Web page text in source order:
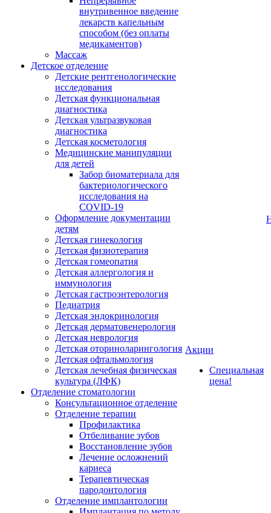
внутривенное введение
лекарств капельным
способом (без оплаты
медикаментов)
Массаж
Детское отделение
Детские рентгенологические
исследования
Детская функциональная
диагностика
Детская ультразвуковая
диагностика
Детская косметология
Медицинские манипуляции
для детей
Забор биоматериала для
бактериологического
исследования на
COVID-19
Оформление документации
детям
Детская гинекология
Детская физиотерапия
Детская гомеопатия
Детская аллергология и
иммунология
Детская гастроэнтерология
Педиатрия
Детская эндокринология
Детская дерматовенерология
Детская неврология
Детская оториноларингология
Детская офтальмология
Детская лечебная физическая
культура (ЛФК)
Отделение стоматологии
Консультационное отделение
Отделение терапии
Профилактика
Отбеливание зубов
Восстановление зубов
Лечение осложнений
кариеса
Терапевтическая
пародонтология
Отделение имплантологии
Акции
Специальная
цена!